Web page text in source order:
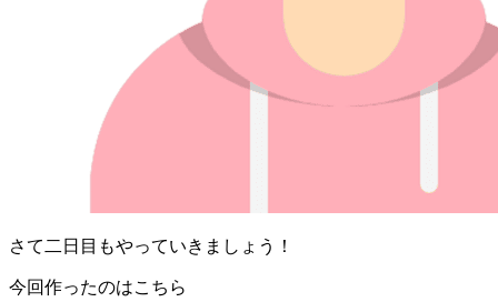
さて二日目もやっていきましょう！
今回作ったのはこちら